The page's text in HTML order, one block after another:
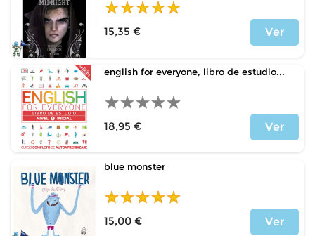
15,35 €
Ver
english for everyone, libro de estudio...
18,95 €
Ver
blue monster
15,00 €
Ver